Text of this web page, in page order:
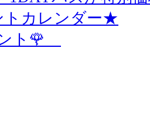
カレンダー★
ト🌹